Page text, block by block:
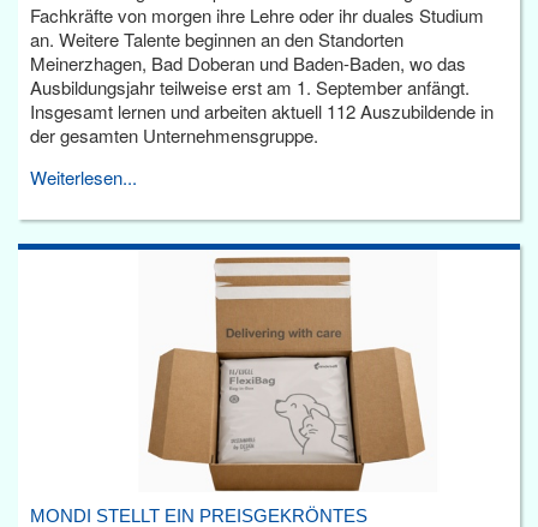
Fachkräfte von morgen ihre Lehre oder ihr duales Studium
an. Weitere Talente beginnen an den Standorten
Meinerzhagen, Bad Doberan und Baden-Baden, wo das
Ausbildungsjahr teilweise erst am 1. September anfängt.
Insgesamt lernen und arbeiten aktuell 112 Auszubildende in
der gesamten Unternehmensgruppe.
Weiterlesen...
MONDI STELLT EIN PREISGEKRÖNTES